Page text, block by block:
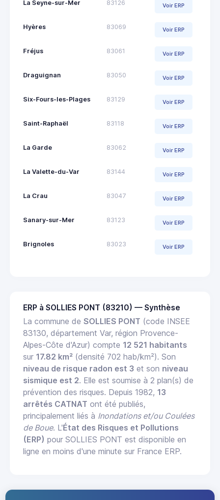
La Seyne-sur-Mer 83126 Voir ERP
Hyères 83069 Voir ERP
Fréjus 83061 Voir ERP
Draguignan 83050 Voir ERP
Six-Fours-les-Plages 83129 Voir ERP
Saint-Raphaël 83118 Voir ERP
La Garde 83062 Voir ERP
La Valette-du-Var 83144 Voir ERP
La Crau 83047 Voir ERP
Sanary-sur-Mer 83123 Voir ERP
Brignoles 83023 Voir ERP
ERP à SOLLIES PONT (83210) — Synthèse
La commune de SOLLIES PONT (code INSEE
83130, département Var, région Provence-
Alpes-Côte d'Azur) compte 12 521 habitants
sur 17.82 km² (densité 702 hab/km²). Son
niveau de risque radon est 3 et son niveau
sismique est 2. Elle est soumise à 2 plan(s) de
prévention des risques. Depuis 1982, 13
arrêtés CATNAT ont été publiés,
principalement liés à Inondations et/ou Coulées
de Boue. L'État des Risques et Pollutions
(ERP) pour SOLLIES PONT est disponible en
ligne en moins d'une minute sur France ERP.